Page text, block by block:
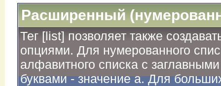
Расширенный
Тег [list] позволяет также
опциями. Для нумерованного
алфавитного списка с
буквами - значение а. Для